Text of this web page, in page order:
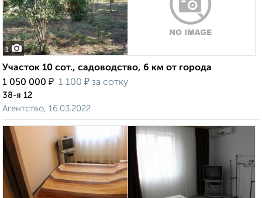
1
Участок 10 сот., садоводство, 6 км от города
1 050 000 ₽ 1 100 ₽ за сотку
38-я 12
Агентство, 16.03.2022